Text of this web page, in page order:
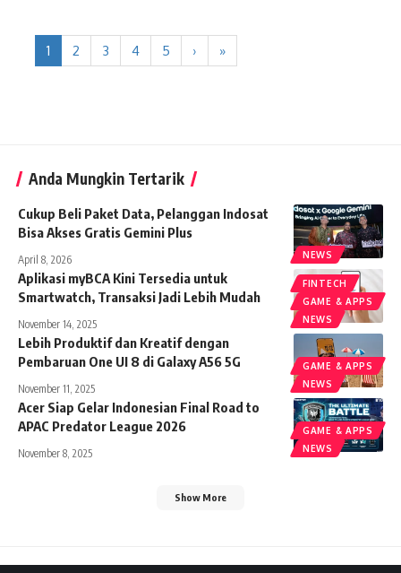
1 2 3 4 5 › »
Anda Mungkin Tertarik
NEWS
Cukup Beli Paket Data, Pelanggan Indosat
Bisa Akses Gratis Gemini Plus
April 8, 2026
FINTECH
GAME & APPS
NEWS
Aplikasi myBCA Kini Tersedia untuk
Smartwatch, Transaksi Jadi Lebih Mudah
November 14, 2025
GAME & APPS
NEWS
Lebih Produktif dan Kreatif dengan
Pembaruan One UI 8 di Galaxy A56 5G
November 11, 2025
GAME & APPS
NEWS
Acer Siap Gelar Indonesian Final Road to
APAC Predator League 2026
November 8, 2025
Show More